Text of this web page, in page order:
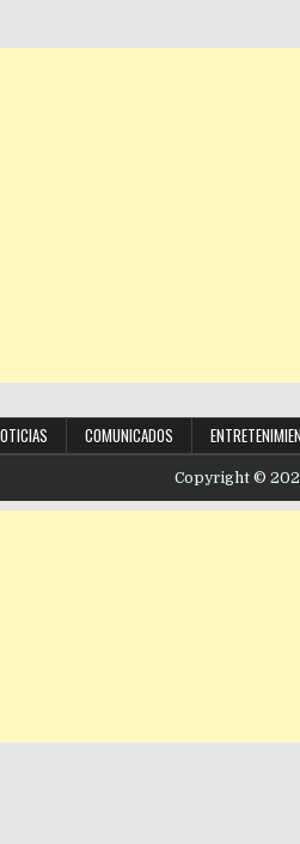
COMUNICADOS
Copyright ©